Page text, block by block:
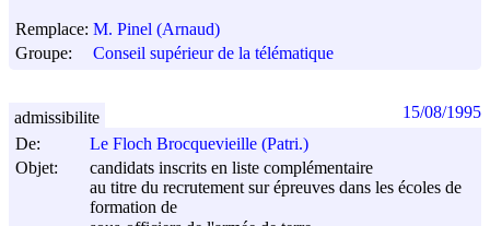
Remplace: M. Pinel (Arnaud)
Groupe:
Conseil supérieur de la télématique
De:
Le Floch Brocquevieille (Patri.)
Objet:
candidats inscrits en liste complémentaire
au titre du recrutement sur épreuves dans les écoles de
formation de
admissibilite 15/08/1995